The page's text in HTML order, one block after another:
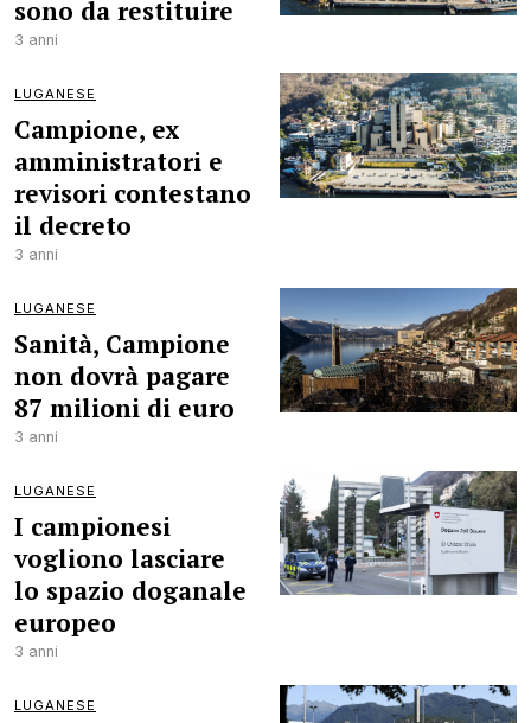
sono da restituire
3 anni
LUGANESE
Campione, ex
amministratori e
revisori contestano
il decreto
3 anni
LUGANESE
Sanità, Campione
non dovrà pagare
87 milioni di euro
3 anni
LUGANESE
I campionesi
vogliono lasciare
lo spazio doganale
europeo
3 anni
LUGANESE